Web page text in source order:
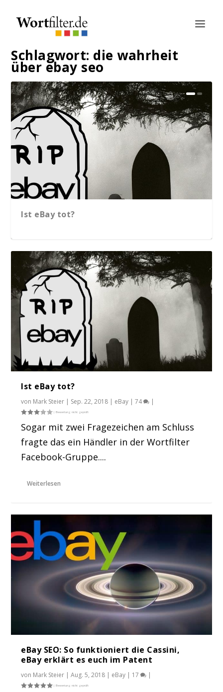
Schlagwort: die wahrheit
über ebay seo
Ist eBay tot?
eBay SEO: So funktioniert die Cassini,
eBay erklär...
Ist eBay tot?
von Mark Steier | Sep. 22, 2018 | eBay |74 |
Sogar mit zwei Fragezeichen am Schluss
fragte das ein Händler in der Wortfilter
Facebook-Gruppe....
Weiterlesen
eBay SEO: So funktioniert die Cassini,
eBay erklärt es euch im Patent
von Mark Steier |Aug. 5, 2018 | eBay | 17 |